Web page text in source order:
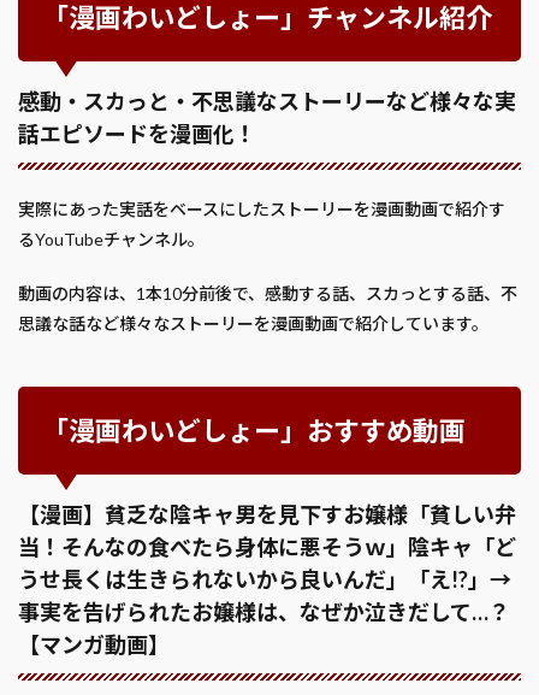
「漫画わいどしょー」チャンネル紹介
感動・スカっと・不思議なストーリーなど様々な実
話エピソードを漫画化！
実際にあった実話をベースにしたストーリーを漫画動画で紹介す
るYouTubeチャンネル。
動画の内容は、1本10分前後で、感動する話、スカっとする話、不
思議な話など様々なストーリーを漫画動画で紹介しています。
「漫画わいどしょー」おすすめ動画
【漫画】貧乏な陰キャ男を見下すお嬢様「貧しい弁
当！そんなの食べたら身体に悪そうｗ」陰キャ「ど
うせ長くは生きられないから良いんだ」「え!?」→
事実を告げられたお嬢様は、なぜか泣きだして…？
【マンガ動画】